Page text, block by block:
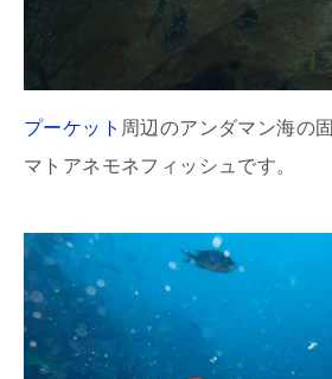
プーケット 周辺のアンダマン海の
マトアネモネフィッシュです。